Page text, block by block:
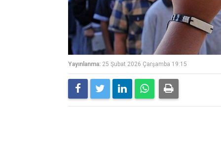
Yayınlanma: 25 Şubat 2026 Çarşamba 19:15